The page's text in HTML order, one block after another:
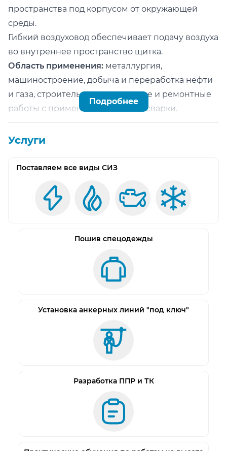
пространства под корпусом от окружающей
среды.
Гибкий воздуховод обеспечивает подачу воздуха
во внутреннее пространство щитка.
Область применения: металлургия,
машиностроение, добыча и переработка нефти
и газа, строительство, монтажные и ремонтные
работы с применением электросварки.
регулировкой чувствительности оптических
Внешняя регулировка степени затемнения (9-
Четыре оптических датчика.
Режим «Шлифовка» (внешний переключатель).
Оптические свойства 1/1/1/2.
Россия
Степень затемнения, DIN 4/9-13
Количество оптических датчиков
Скорость затемнения0,0001
Испытанная температура-10°C + 70°C
Наименование по сертификату
Подробнее
Услуги
Поставляем все виды СИЗ
Пошив спецодежды
Установка анкерных линий "под ключ"
Разработка ППР и ТК